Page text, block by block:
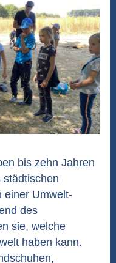
bis zehn Jahren
städtischen
einer Umwelt-
des
sie, welche
haben kann.